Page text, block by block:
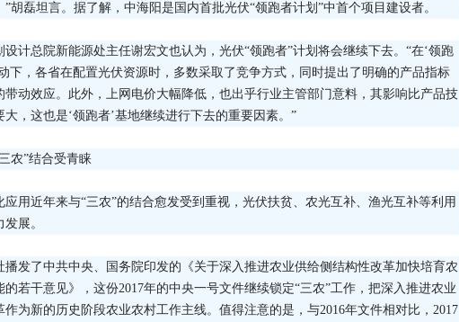
胡磊坦言。据了解，中海阳是国内首批光伏“领跑者计划”中首个项目建设者。
设计总院新能源处主任谢宏文也认为，光伏“领跑者”计划将会继续下去。“在‘领跑
下，各省在配置光伏资源时，多数采取了竞争方式，同时提出了明确的产品指标
带动效应。此外，上网电价大幅降低，也出乎行业主管部门意料，其影响比产品技
，这也是‘领跑者’基地继续进行下去的重要因素。”
农”结合受青睐
应用近年来与“三农”的结合愈发受到重视，光伏扶贫、农光互补、渔光互补等利用
展。
播发了中共中央、国务院印发的《关于深入推进农业供给侧结构性改革加快培育农
的若干意见》，这份2017年的中央一号文件继续锁定“三农”工作，把深入推进农业
作为新的历史阶段农业农村工作主线。值得注意的是，与2016年文件相对比，2017